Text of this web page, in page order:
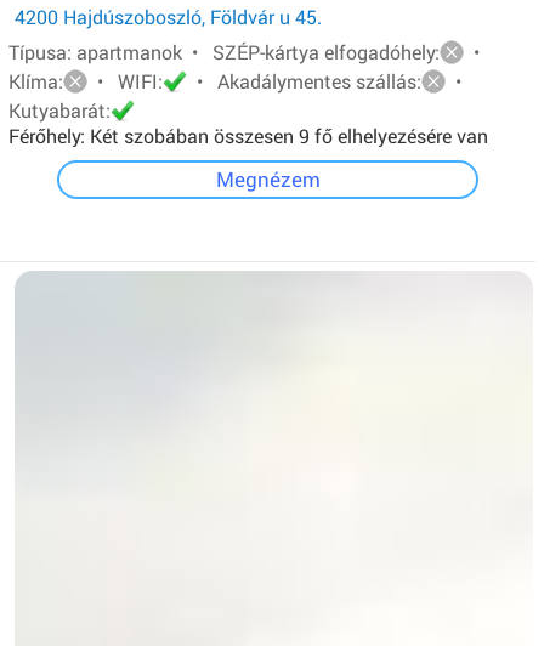
4200 Hajdúszoboszló, Földvár u 45.
Típusa: apartmanok • SZÉP-kártya elfogadóhely:
•
Klíma:
• WIFI: • Akadálymentes szállás:
•
Kutyabarát:
Férőhely: Két szobában összesen 9 fő elhelyezésére van
lehetőség.A földszinti apartman 4 férőhelyes, egyszerű
felszereltségű. Emeleti apartman 5 férőhelyes, teljesen
Megnézem